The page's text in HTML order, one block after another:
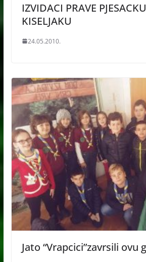
IZVIDACI PRAVE
KISELJAKU
24.05.2010.
Jato “Vrapcici”zavrsili ovu